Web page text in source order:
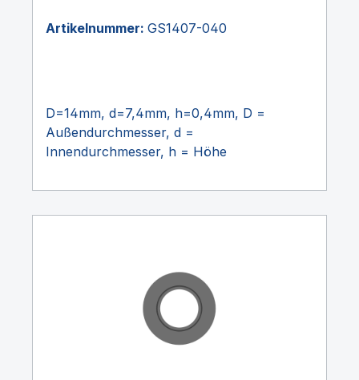
Artikelnummer: GS1407-040
D=14mm, d=7,4mm, h=0,4mm, D =
Außendurchmesser, d =
Innendurchmesser, h = Höhe